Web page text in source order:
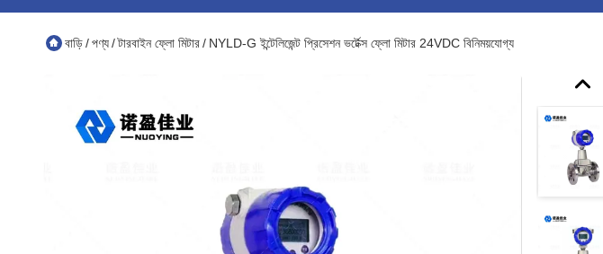
বাড়ি/পণ্য/টারবাইন ফ্লো মিটার/ NYLD-G ইন্টেলিজেন্ট প্রিসেশন ভর্টেক্স ফ্লো মিটার 24VDC বিনিময়যোগ্য